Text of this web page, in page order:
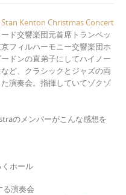
Stan Kenton Christmas Concert
ド交響楽団元首席トランペッ
フィルハーモニー交響楽団ホ
ドンの直弟子にしてハイノー
ど、クラシックとジャズの両
演奏会。指揮していてゾクゾ
のメンバーがこんな感想を
ホール
る演奏会